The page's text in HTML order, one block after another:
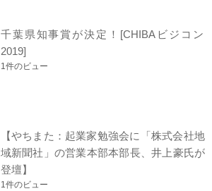
千葉県知事賞が決定！[CHIBAビジコン
2019]
1件のビュー
【やちまた：起業家勉強会に「株式会社地
域新聞社」の営業本部本部長、井上豪氏が
登壇】
1件のビュー